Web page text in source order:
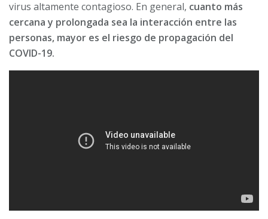
virus altamente contagioso. En general, cuanto más
cercana y prolongada sea la interacción entre las
personas, mayor es el riesgo de propagación del
COVID-19.